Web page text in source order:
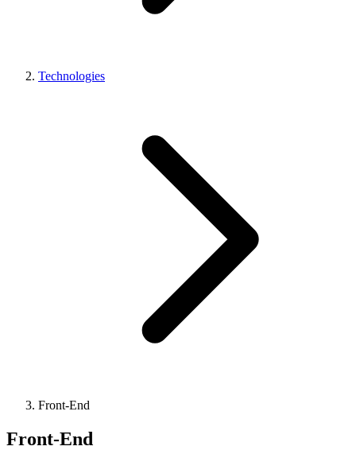
Technologies
Front-End
Front-End